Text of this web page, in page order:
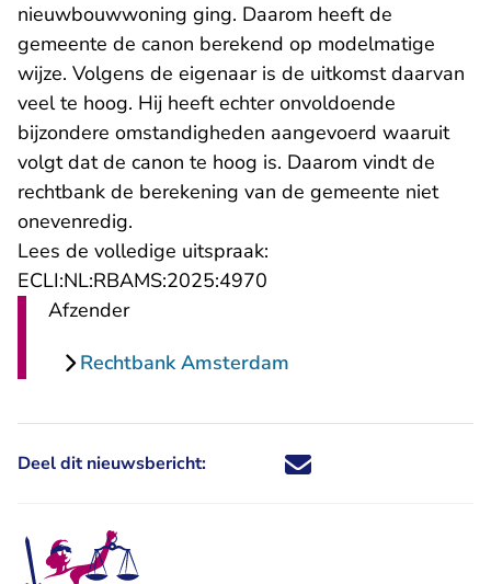
nieuwbouwwoning ging. Daarom heeft de
gemeente de canon berekend op modelmatige
wijze. Volgens de eigenaar is de uitkomst daarvan
veel te hoog. Hij heeft echter onvoldoende
bijzondere omstandigheden aangevoerd waaruit
volgt dat de canon te hoog is. Daarom vindt de
rechtbank de berekening van de gemeente niet
onevenredig.
Lees de volledige uitspraak:
ECLI:NL:RBAMS:2025:4970
Afzender
Rechtbank Amsterdam
Deel dit nieuwsbericht: Deel dit nieuwsbericht via X -
Deel dit nieuwsbericht via
Deel dit nieuwsbericht
Deel dit